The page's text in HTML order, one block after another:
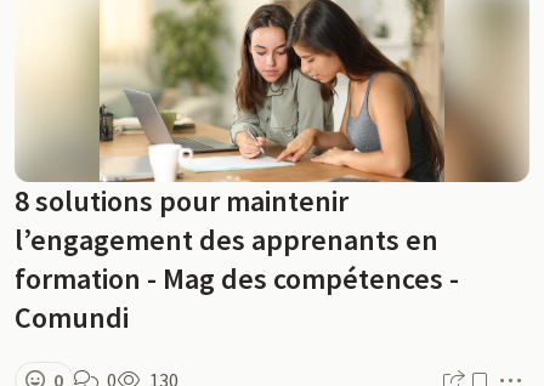
8 solutions pour maintenir
l’engagement des apprenants en
formation - Mag des compétences -
Comundi
0 0 130